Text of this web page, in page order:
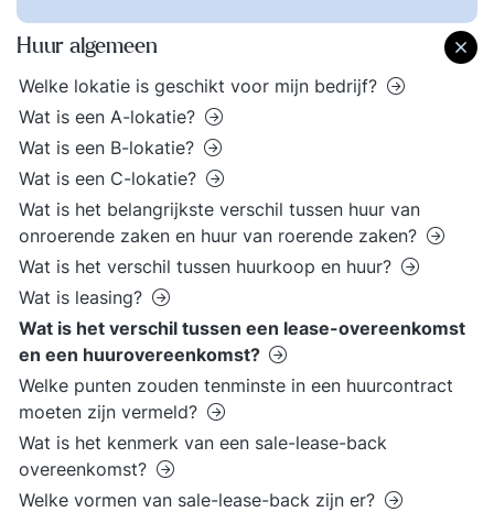
Huur algemeen
Welke lokatie is geschikt voor mijn bedrijf?
Wat is een A-lokatie?
Wat is een B-lokatie?
Wat is een C-lokatie?
Wat is het belangrijkste verschil tussen huur van
onroerende zaken en huur van roerende zaken?
Wat is het verschil tussen huurkoop en huur?
Wat is leasing?
Wat is het verschil tussen een lease-overeenkomst
en een huurovereenkomst?
Welke punten zouden tenminste in een huurcontract
moeten zijn vermeld?
Wat is het kenmerk van een sale-lease-back
overeenkomst?
Welke vormen van sale-lease-back zijn er?